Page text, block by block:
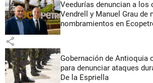
Veedurías denuncian a los
Vendrell y Manuel Grau de
nombramientos en
share
Gobernación de Antioquia
para denunciar ataques
De la Espriella